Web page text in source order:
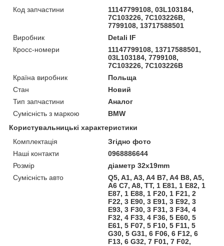
Код запчастини
11147799108, 03L103184,
7C103226, 7C103226B,
7799108, 13717588501
Виробник
Detali IF
Кросс-номери
11147799108, 13717588501,
03L103184, 7799108,
7C103226, 7C103226B
Країна виробник
Польща
Стан
Новий
Тип запчастини
Аналог
Сумісність з маркою
BMW
Користувальницькі характеристики
Комплектація
Згідно фото
Наші контакти
0968886644
Розмір
діаметр 32x19mm
Сумісність авто
Q5, A1, A3, A4 B7, A4 B8, A5,
A6 C7, A8, TT, 1 E81, 1 E82, 1
E87, 1 E88, 1 F20, 1 F21, 2
F22, 3 E90, 3 E91, 3 E92, 3
E93, 3 F30, 3 F31, 3 F34, 4
F32, 4 F33, 4 F36, 5 E60, 5
E61, 5 F07, 5 F10, 5 F11, 5
G30, 5 G31, 6 F06, 6 F12, 6
F13, 6 G32, 7 F01, 7 F02,